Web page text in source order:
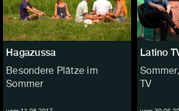
Hagazussa
Besondere Plätze im
Sommer
Latino
TV